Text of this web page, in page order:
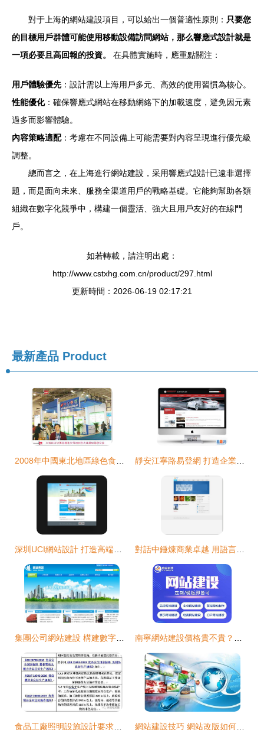
對于上海的網站建設項目，可以給出一個普適性原則： 只要您
的目標用戶群體可能使用移動設備訪問網站，那么響應式設計就是
一項必要且高回報的投資。
在具體實施時，應重點關注：
用戶體驗優先：設計需以上海用戶多元、高效的使用習慣為核心。
性能優化：確保響應式網站在移動網絡下的加載速度，避免因元素
過多而影響體驗。
內容策略適配：考慮在不同設備上可能需要對內容呈現進行優先級
調整。
總而言之，在上海進行網站建設，采用響應式設計已遠非選擇
題，而是面向未來、服務全渠道用戶的戰略基礎。它能夠幫助各類
組織在數字化競爭中，構建一個靈活、強大且用戶友好的在線門
戶。
如若轉載，請注明出處：
http://www.cstxhg.com.cn/product/297.html
更新時間：2026-06-19 02:17:21
最新產品 Product